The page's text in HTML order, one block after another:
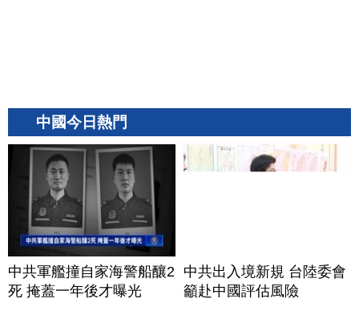
中國今日熱門
中共軍艦撞自家海警船釀2
死 掩蓋一年後才曝光
中共出入境新規 台陸委會
籲赴中國評估風險